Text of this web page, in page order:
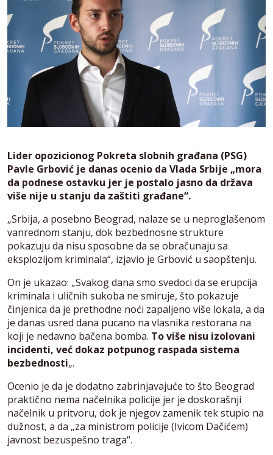
Lider opozicionog Pokreta slobnih građana (PSG)
Pavle Grbović je danas ocenio da Vlada Srbije „mora
da podnese ostavku jer je postalo jasno da država
više nije u stanju da zaštiti građane“.
„Srbija, a posebno Beograd, nalaze se u neproglašenom
vanrednom stanju, dok bezbednosne strukture
pokazuju da nisu sposobne da se obračunaju sa
eksplozijom kriminala“, izjavio je Grbović u saopštenju.
On je ukazao: „Svakog dana smo svedoci da se erupcija
kriminala i uličnih sukoba ne smiruje, što pokazuje
činjenica da je prethodne noći zapaljeno više lokala, a da
je danas usred dana pucano na vlasnika restorana na
koji je nedavno bačena bomba. To više nisu izolovani
incidenti, već dokaz potpunog raspada sistema
bezbednosti„.
Ocenio je da je dodatno zabrinjavajuće to što Beograd
praktično nema načelnika policije jer je doskorašnji
načelnik u pritvoru, dok je njegov zamenik tek stupio na
dužnost, a da „za ministrom policije (Ivicom Dačićem)
javnost bezuspešno traga“.